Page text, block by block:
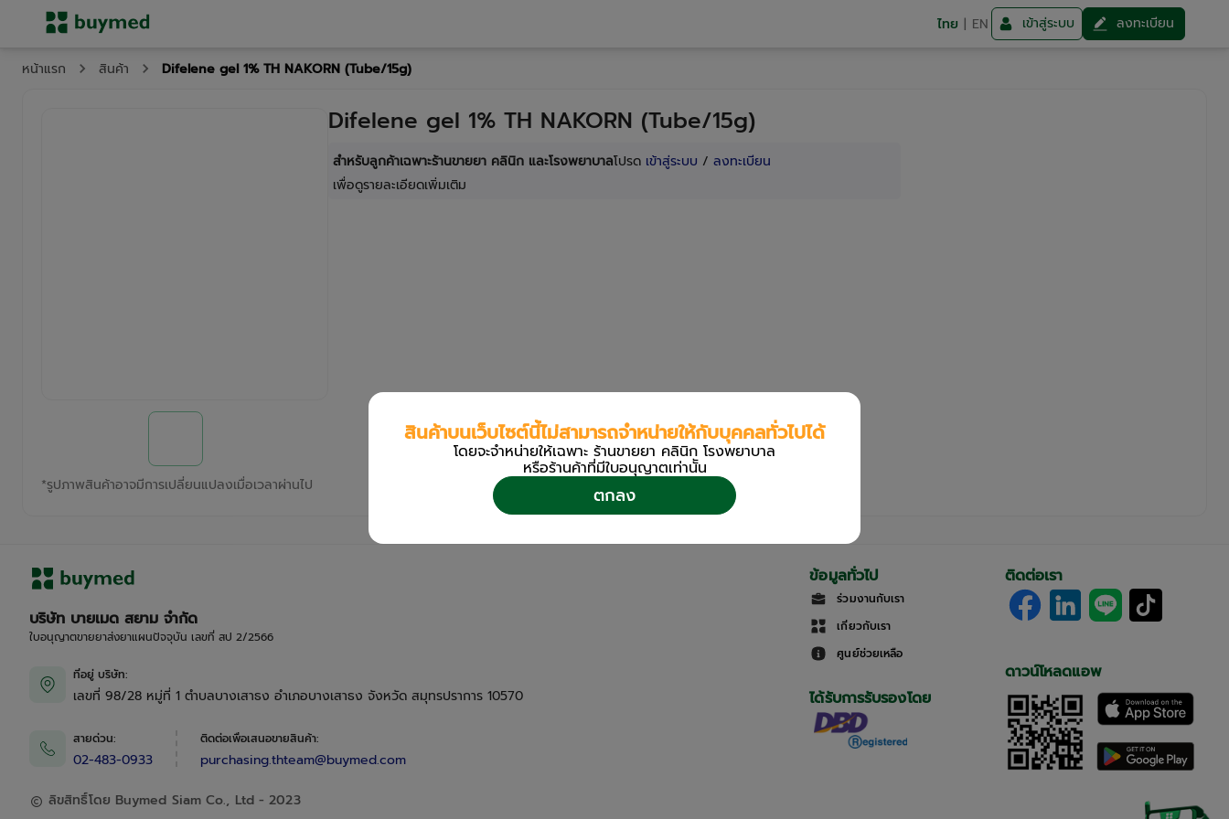
ไทย | EN เข้าสู่ระบบ ลงทะเบียน
หน้าแรก สินค้า Difelene gel 1% TH NAKORN (Tube/15g)
*รูปภาพสินค้าอาจมีการเปลี่ยนแปลงเมื่อเวลาผ่านไป
Difelene gel 1% TH NAKORN (Tube/15g)
สำหรับลูกค้าเฉพาะร้านขายยา คลินิก และโรงพยาบาลโปรด เข้าสู่ระบบ / ลงทะเบียน
เพื่อดูรายละเอียดเพิ่มเติม
บริษัท บายเมด สยาม จำกัด
ใบอนุญาตขายยาส่งยาแผนปัจจุบัน เลขที่ สป 2/2566
ที่อยู่ บริษัท:
เลขที่ 98/28 หมู่ที่ 1 ตำบลบางเสาธง อำเภอบางเสาธง จังหวัด สมุทรปราการ 10570
สายด่วน:
02-483-0933
ติดต่อเพื่อเสนอขายสินค้า:
purchasing.thteam@buymed.com
ลิขสิทธิ์โดย Buymed Siam Co., Ltd - 2023
ข้อมูลทั่วไป
ร่วมงานกับเรา
เกี่ยวกับเรา
ศูนย์ช่วยเหลือ
ได้รับการรับรองโดย
ติดต่อเรา
ดาวน์โหลดแอพ
สินค้าบนเว็บไซต์นี้ไม่สามารถจำหน่ายให้กับบุคคลทั่วไปได้
โดยจะจำหน่ายให้เฉพาะ ร้านขายยา คลินิก โรงพยาบาล
หรือร้านค้าที่มีใบอนุญาตเท่านััน
ตกลง